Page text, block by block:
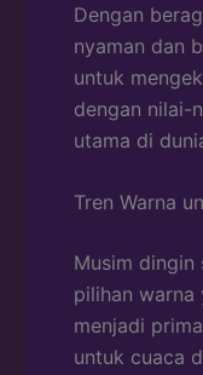
Dengan
nyaman dan
untuk
dengan nilai-
utama di
Tren Warna
Musim dingin
pilihan
menjadi
untuk cuaca